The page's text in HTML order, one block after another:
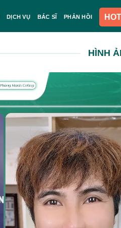
DỊCH VỤ BÁC SĨ PHẢN HỒI
HÌNH